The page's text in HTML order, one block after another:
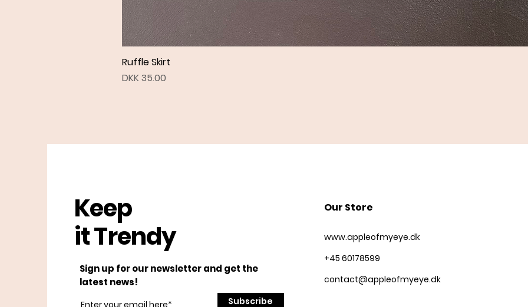
Ruffle Skirt
Price
DKK 35.00
Keep
it Trendy
Sign up for our newsletter and get the
latest news!
Subscribe
Our Store
www.appleofmyeye.dk
+45 60178599
contact@appleofmyeye.dk